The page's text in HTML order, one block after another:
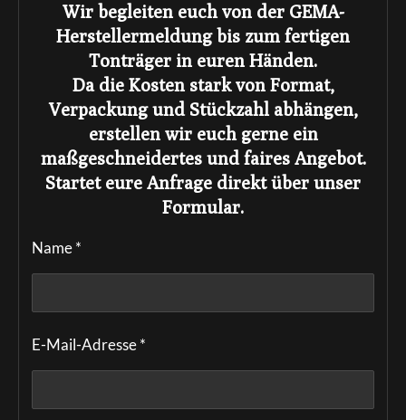
Wir begleiten euch von der GEMA-
Herstellermeldung bis zum fertigen
Tonträger in euren Händen.
Da die Kosten stark von Format,
Verpackung und Stückzahl abhängen,
erstellen wir euch gerne ein
maßgeschneidertes und faires Angebot.
Startet eure Anfrage direkt über unser
Formular.
Name *
E-Mail-Adresse *